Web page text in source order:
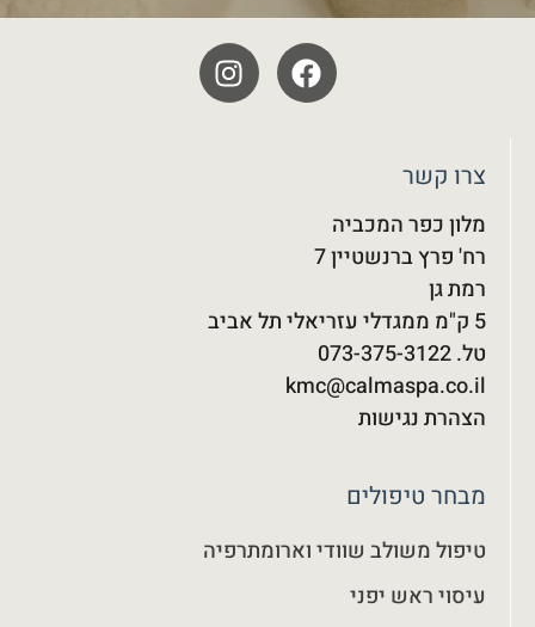
צרו קשר
מלון כפר המכביה
רח' פרץ ברנשטיין 7
רמת גן
5 ק"מ ממגדלי עזריאלי תל אביב
טל. 073-375-3122‬
kmc@calmaspa.co.il
הצהרת נגישות
מבחר טיפולים
טיפול משולב שוודי וארומתרפיה
עיסוי ראש יפני